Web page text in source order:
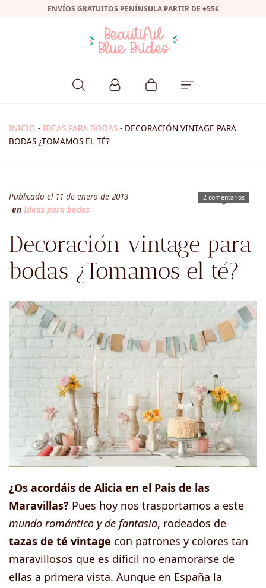
ENVÍOS GRATUITOS PENÍNSULA PARTIR DE +55€
INICIO - IDEAS PARA BODAS - DECORACIÓN VINTAGE PARA
BODAS ¿TOMAMOS EL TÉ?
2 comentarios
Publicado el 11 de enero de 2013
en Ideas para bodas
Decoración vintage para
bodas ¿Tomamos el té?
¿Os acordáis de Alicia en el Pais de las
Maravillas? Pues hoy nos trasportamos a este
mundo romántico y de fantasia, rodeados de
tazas de té vintage con patrones y colores tan
maravillosos que es dificil no enamorarse de
ellas a primera vista. Aunque en España la